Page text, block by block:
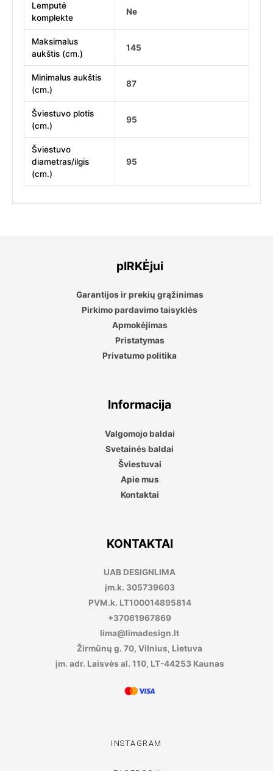
Lemputė
komplekte
Ne
Maksimalus
aukštis (cm.)
145
Minimalus aukštis
(cm.)
87
Šviestuvo plotis
(cm.)
95
Šviestuvo
diametras/ilgis
(cm.)
95
pIRKĖjui
Garantijos ir prekių grąžinimas
Pirkimo pardavimo taisyklės
Apmokėjimas
Pristatymas
Privatumo politika
Informacija
Valgomojo baldai
Svetainės baldai
Šviestuvai
Apie mus
Kontaktai
KONTAKTAI
UAB DESIGNLIMA
įm.k. 305739603
PVM.k. LT100014895814
+37061967869
lima@limadesign.lt
Žirmūnų g. 70, Vilnius, Lietuva
įm. adr. Laisvės al. 110, LT-44253 Kaunas
INSTAGRAM